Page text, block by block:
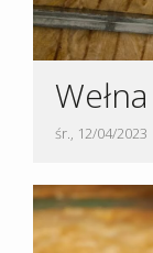
śr., 12/04/2023